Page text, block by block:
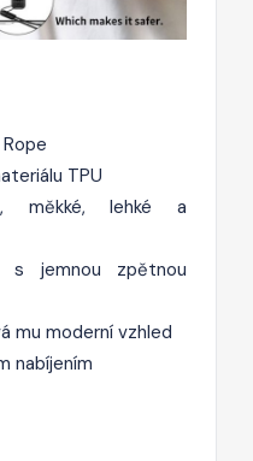
TPU
měkké, lehké a
s jemnou zpětnou
mu moderní vzhled
nabíjením